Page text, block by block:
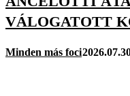
VÁLOGATOTT
Minden más foci